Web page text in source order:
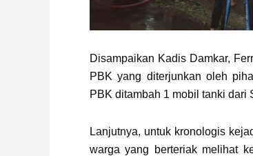
Disampaikan Kadis Damkar,
PBK yang diterjunkan oleh
PBK ditambah 1 mobil tanki dari
Lanjutnya, untuk kronologis
warga yang berteriak melihat